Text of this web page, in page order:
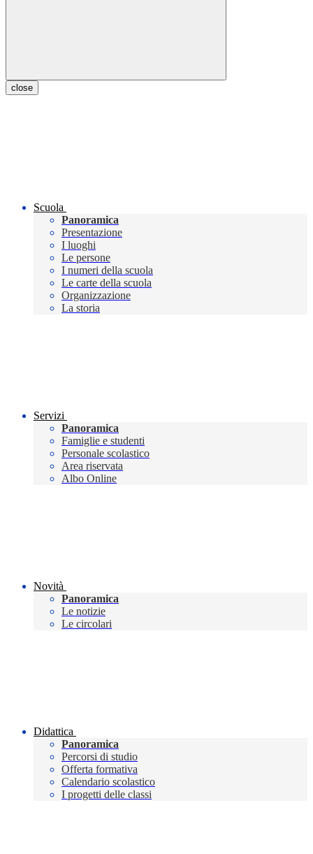
close
Scuola
Panoramica
Presentazione
I luoghi
Le persone
I numeri della scuola
Le carte della scuola
Organizzazione
La storia
Servizi
Panoramica
Famiglie e studenti
Personale scolastico
Area riservata
Albo Online
Novità
Panoramica
Le notizie
Le circolari
Didattica
Panoramica
Percorsi di studio
Offerta formativa
Calendario scolastico
I progetti delle classi